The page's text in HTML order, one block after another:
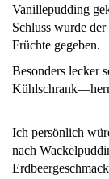
Vanillepudding
Schluss wurde
Früchte gegeben.
Besonders lecker
Ich persönlich
nach